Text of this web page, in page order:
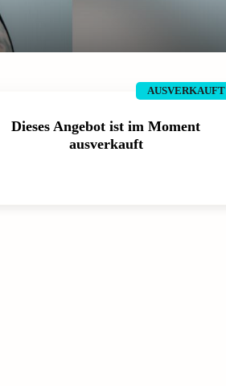
AUSVERKAUFT
Dieses Angebot ist im Moment
ausverkauft